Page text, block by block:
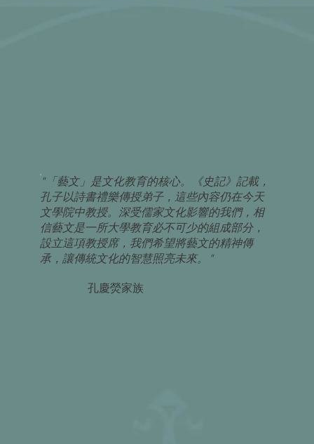
"「藝文」是文化教育的核心。《史記》記載，
孔子以詩書禮樂傳授弟子，這些內容仍在今天
文學院中教授。深受儒家文化影響的我們，相
信藝文是一所大學教育必不可少的組成部分，
設立這項教授席，我們希望將藝文的精神傳
承，讓傳統文化的智慧照亮未來。"
孔慶熒家族